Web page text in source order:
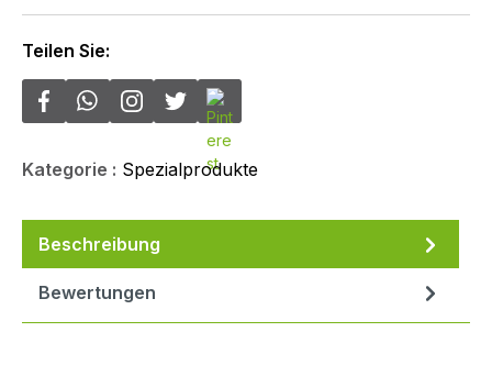
Teilen Sie:
Kategorie : Spezialprodukte
Beschreibung
Bewertungen